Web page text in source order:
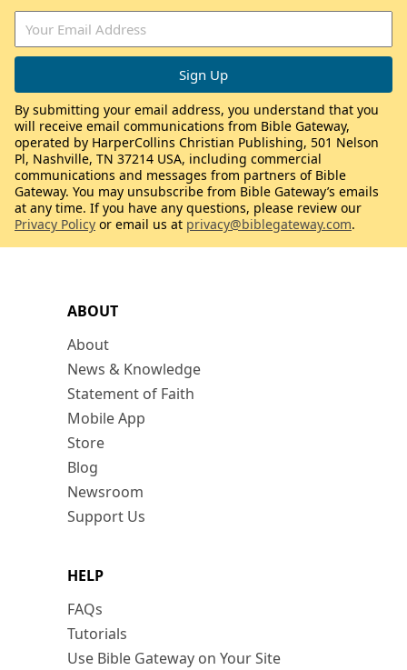
ABOUT
About
News & Knowledge
Statement of Faith
Mobile App
Store
Blog
Newsroom
Support Us
HELP
FAQs
Tutorials
Use Bible Gateway on Your Site
By submitting your email address, you understand that you
will receive email communications from Bible Gateway,
operated by HarperCollins Christian Publishing, 501 Nelson
Pl, Nashville, TN 37214 USA, including commercial
communications and messages from partners of Bible
Gateway. You may unsubscribe from Bible Gateway’s emails
at any time. If you have any questions, please review our
Privacy Policy or email us at privacy@biblegateway.com.